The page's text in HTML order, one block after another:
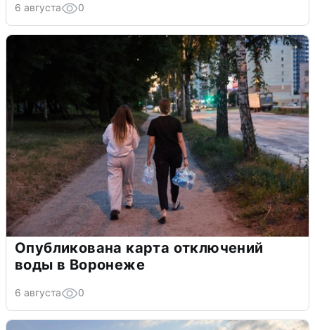
6 августа 0
Опубликована карта отключений
воды в Воронеже
6 августа 0